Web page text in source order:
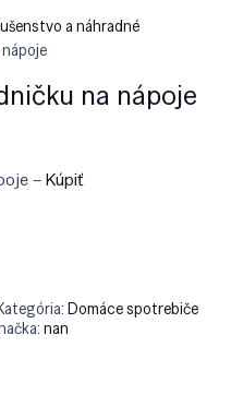
a náhradné
na nápoje
–Kúpiť
Domáce spotrebiče
nan